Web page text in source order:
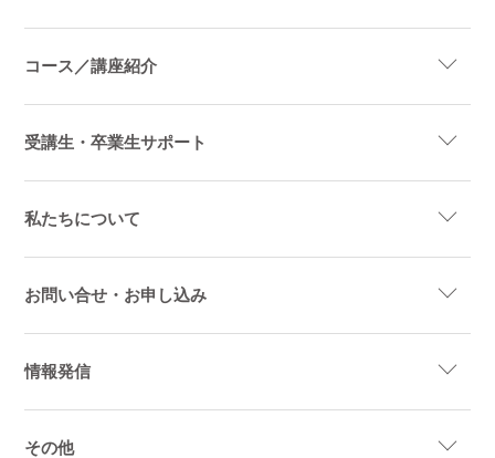
コース／講座紹介
受講生・卒業生サポート
私たちについて
お問い合せ・お申し込み
情報発信
その他